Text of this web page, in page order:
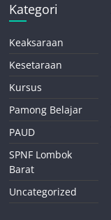
Kategori
Keaksaraan
Kesetaraan
Kursus
Pamong Belajar
PAUD
SPNF Lombok
Barat
Uncategorized